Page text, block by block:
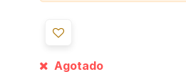
Agotado